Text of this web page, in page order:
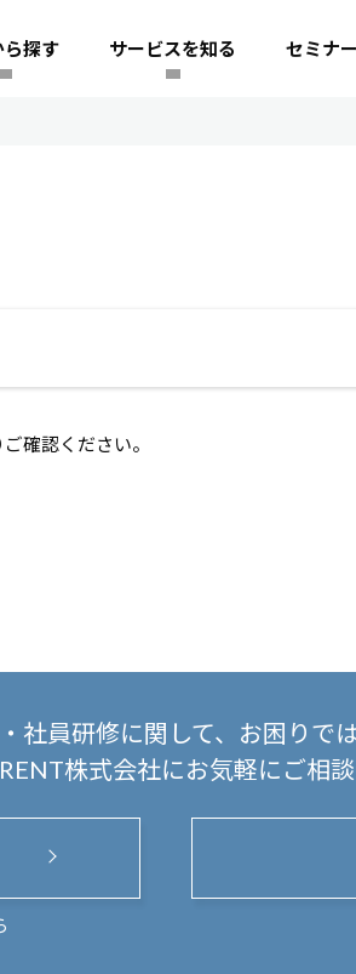
ら探す サービスを知る セミナ
ご確認ください。
社員研修に関して、
お困りで
株式会社にお気軽にご相談